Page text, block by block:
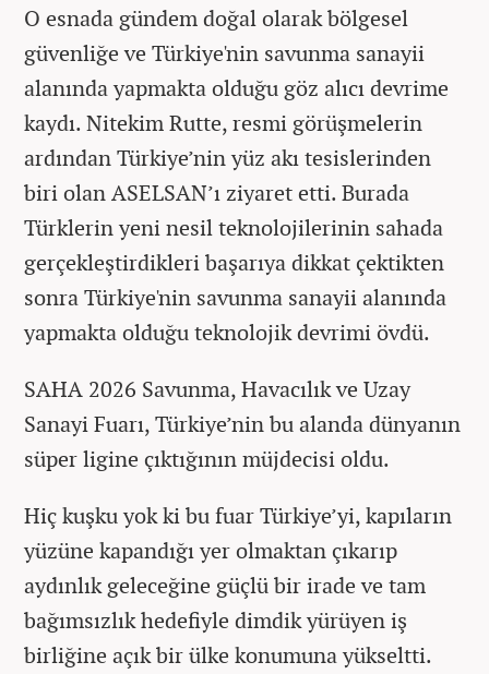
O esnada gündem doğal olarak bölgesel
güvenliğe ve Türkiye'nin savunma sanayii
alanında yapmakta olduğu göz alıcı devrime
kaydı. Nitekim Rutte, resmi görüşmelerin
ardından Türkiye’nin yüz akı tesislerinden
biri olan ASELSAN’ı ziyaret etti. Burada
Türklerin yeni nesil teknolojilerinin sahada
gerçekleştirdikleri başarıya dikkat çektikten
sonra Türkiye'nin savunma sanayii alanında
yapmakta olduğu teknolojik devrimi övdü.
SAHA 2026 Savunma, Havacılık ve Uzay
Sanayi Fuarı, Türkiye’nin bu alanda dünyanın
süper ligine çıktığının müjdecisi oldu.
Hiç kuşku yok ki bu fuar Türkiye’yi, kapıların
yüzüne kapandığı yer olmaktan çıkarıp
aydınlık geleceğine güçlü bir irade ve tam
bağımsızlık hedefiyle dimdik yürüyen iş
birliğine açık bir ülke konumuna yükseltti.